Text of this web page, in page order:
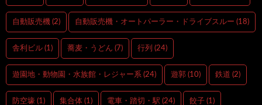
自動販売機 (2) 自動販売機・オートパーラー・ドライブスルー (18)
舎利ビル (1) 蕎麦・うどん (7) 行列 (24)
遊園地・動物園・水族館・レジャー系 (24) 遊郭 (10) 鉄道 (2)
防空壕 (1) 集合体 (1) 電車・踏切・駅 (24) 餃子 (1)